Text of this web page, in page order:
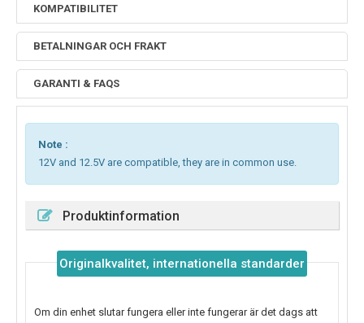
KOMPATIBILITET
BETALNINGAR OCH FRAKT
GARANTI & FAQS
Note :
12V and 12.5V are compatible, they are in common use.
Produktinformation
Originalkvalitet, internationella standarder
Om din enhet slutar fungera eller inte fungerar är det dags att